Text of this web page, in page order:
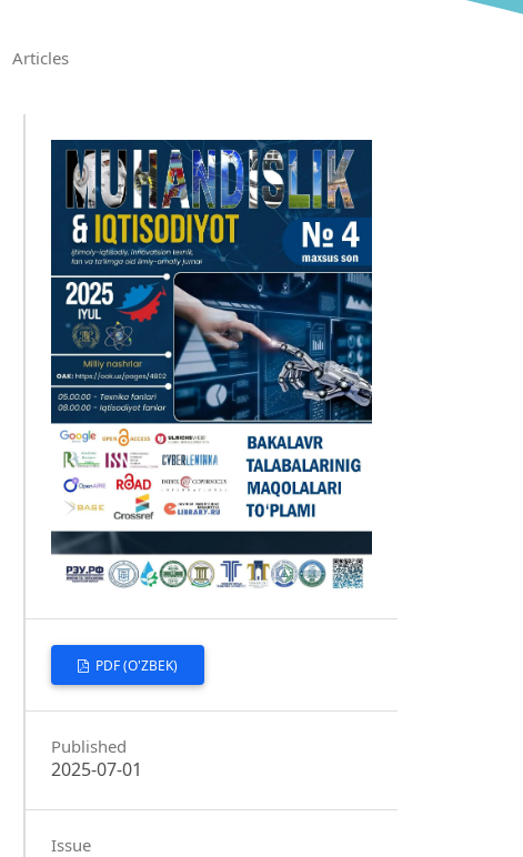
Articles
PDF (O'ZBEK)
Published
2025-07-01
Issue